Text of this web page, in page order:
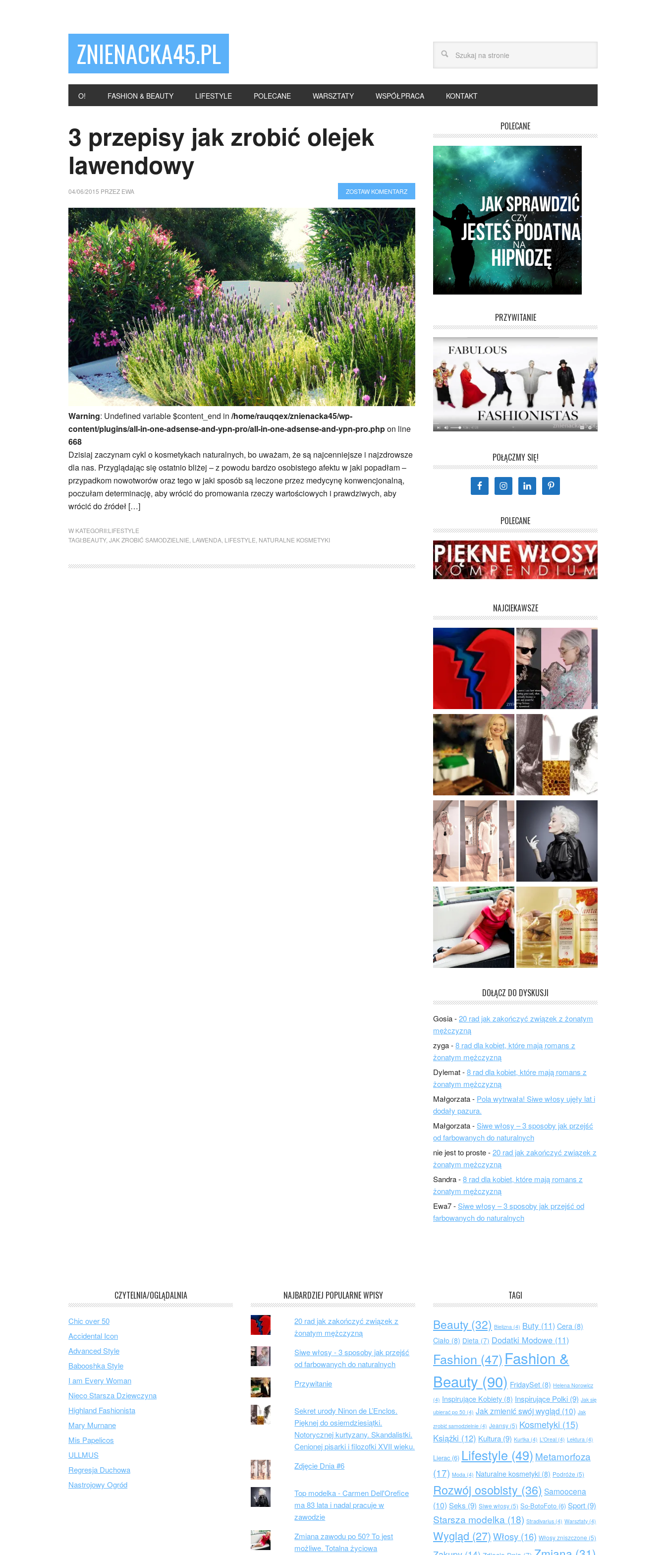
ZNIENACKA45.PL
O! FASHION & BEAUTY LIFESTYLE POLECANE WARSZTATY WSPÓŁPRACA KONTAKT
3 przepisy jak zrobić olejek
lawendowy
04/06/2015 PRZEZ EWA ZOSTAW KOMENTARZ
Warning: Undefined variable $content_end in /home/rauqqex/znienacka45/wp-
content/plugins/all-in-one-adsense-and-ypn-pro/all-in-one-adsense-and-ypn-pro.phpon line
668
Dzisiaj zaczynam cykl o kosmetykach naturalnych, bo uważam, że są najcenniejsze i najzdrowsze
dla nas. Przyglądając się ostatnio bliżej – z powodu bardzo osobistego afektu w jaki popadłam –
przypadkom nowotworów oraz tego w jaki sposób są leczone przez medycynę konwencjonalną,
poczułam determinację, aby wrócić do promowania rzeczy wartościowych i prawdziwych, aby
wrócić do źródeł […]
W KATEGORII:LIFESTYLE
TAGI:BEAUTY, JAK ZROBIĆ SAMODZIELNIE LAWENDA LIFESTYLE NATURALNE KOSMETYKI
POLECANE
PRZYWITANIE
POŁĄCZMY SIĘ!
POLECANE
NAJCIEKAWSZE
DOŁĄCZ DO DYSKUSJI
Gosia-20 rad jak zakończyć związek z żonatym
mężczyzną
zyga-8 rad dla kobiet, które mają romans z
żonatym mężczyzną
Dylemat-8 rad dla kobiet, które mają romans z
żonatym mężczyzną
Małgorzata- Pola wytrwała! Siwe włosy ujęły lat i
dodały pazura.
Małgorzata-Siwe włosy – 3 sposoby jak przejść
od farbowanych do naturalnych
nie jest to proste-20 rad jak zakończyć związek z
żonatym mężczyzną
Sandra-8 rad dla kobiet, które mają romans z
żonatym mężczyzną
Ewa7-Siwe włosy – 3 sposoby jak przejść od
farbowanych do naturalnych
CZYTELNIA/OGLĄDALNIA
Chic over 50
Accidental Icon
Advanced Style
Babooshka Style
I am Every Woman
Nieco Starsza Dziewczyna
Highland Fashionista
Mary Murnane
Mis Papelicos
ULLMUS
Regresja Duchowa
Nastrojowy Ogród
NAJBARDZIEJ POPULARNE WPISY
20 rad jak zakończyć związek z
żonatym mężczyzną
Siwe włosy - 3 sposoby jak przejść
od farbowanych do naturalnych
Przywitanie
Sekret urody Ninon de L’Enclos.
Pięknej do osiemdziesiątki.
Notorycznej kurtyzany. Skandalistki.
Cenionej pisarki i filozofki XVII wieku.
Zdjęcie Dnia #6
Top modelka - Carmen Dell'Orefice
ma 83 lata i nadal pracuje w
zawodzie
Zmiana zawodu po 50? To jest
możliwe. Totalna życiowa
TAGI
Beauty (32) Bielizna (4) Buty (11) Cera (8)
Ciało (8) Dieta (7) Dodatki Modowe (11)
Fashion (47)Fashion &
Beauty (90) FridaySet (8) Helena Norowicz
(4) Inspirujące Kobiety (8) Inspirujące Polki (9) Jak się
ubierać po 50 (4) Jak zmienić swój wygląd (10) Jak
zrobić samodzielnie (4) Jeansy (5) Kosmetyki (15)
Książki (12) Kultura (9) Kurtka (4) L'Oreal (4) Lektura (4)
Lierac (6) Lifestyle (49) Metamorfoza
(17) Moda (4) Naturalne kosmetyki (8) Podróże (5)
Rozwój osobisty (36) Samoocena
(10) Seks (9) Siwe włosy (5) So-BotoFoto (6) Sport (9)
Starsza modelka (18) Stradivarius (4) Warsztaty (4)
Wygląd (27)Włosy (16) Włosy zniszczone (5)